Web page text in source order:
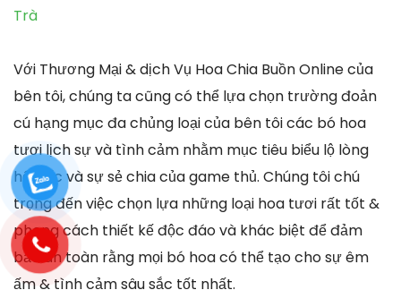
Trà
Với Thương Mại & dịch Vụ Hoa Chia Buồn Online của
bên tôi, chúng ta cũng có thể lựa chọn trường đoản
cú hạng mục đa chủng loại của bên tôi các bó hoa
tươi lịch sự và tình cảm nhằm mục tiêu biểu lộ lòng
hối tiếc và sự sẻ chia của game thủ. Chúng tôi chú
trọng đến việc chọn lựa những loại hoa tươi rất tốt &
phong cách thiết kế độc đáo và khác biệt để đảm
bảo an toàn rằng mọi bó hoa có thể tạo cho sự êm
ấm & tình cảm sâu sắc tốt nhất.